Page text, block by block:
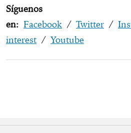
Síguenos
en: Facebook / Twitter /
interest / Youtube